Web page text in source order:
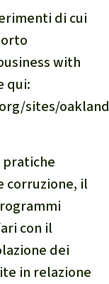
di cui
with
qui:
sites/
pratiche
corruzione, il
con il
dei
in relazione